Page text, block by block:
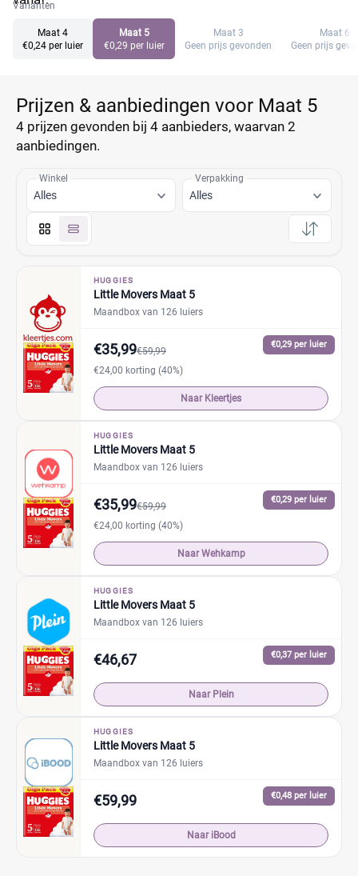
Varianten
Maat 4
€0,24 per luier
Maat 5
€0,29 per luier
Maat 3
Geen prijs gevonden
Maat 6
Geen prijs
Prijzen & aanbiedingen voor Maat 5
4 prijzen gevonden bij 4 aanbieders, waarvan 2
aanbiedingen.
Winkel
Alles
Verpakking
Alles
HUGGIES
Little Movers Maat 5
Maandbox van 126 luiers
€0,29 per luier
€35,99€59,99
€24,00 korting (40%)
Naar Kleertjes
HUGGIES
Little Movers Maat 5
Maandbox van 126 luiers
€0,29 per luier
€35,99€59,99
€24,00 korting (40%)
Naar Wehkamp
HUGGIES
Little Movers Maat 5
Maandbox van 126 luiers
€0,37 per luier
€46,67
Naar Plein
HUGGIES
Little Movers Maat 5
Maandbox van 126 luiers
€0,48 per luier
€59,99
Naar iBood